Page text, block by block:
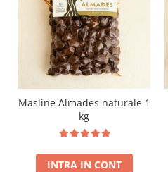
Masline Almades naturale 1
kg
INTRA IN CONT